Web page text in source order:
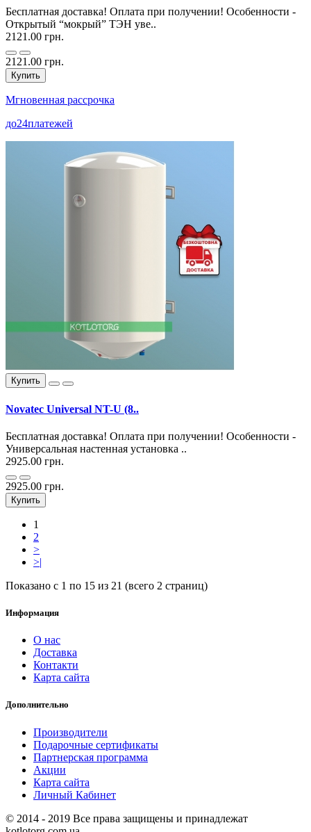
Бесплатная доставка! Оплата при получении! Особенности -
Открытый “мокрый” ТЭН уве..
2121.00 грн.
2121.00 грн.
Купить
Мгновенная рассрочка
до24платежей
Купить
Novatec Universal NT-U (8..
Бесплатная доставка! Оплата при получении! Особенности -
Универсальная настенная установка ..
2925.00 грн.
2925.00 грн.
Купить
1
2
>
>|
Показано с 1 по 15 из 21 (всего 2 страниц)
Информация
О нас
Доставка
Контакти
Карта сайта
Дополнительно
Производители
Подарочные сертификаты
Партнерская программа
Акции
Карта сайта
Личный Кабинет
© 2014 - 2019 Все права защищены и принадлежат